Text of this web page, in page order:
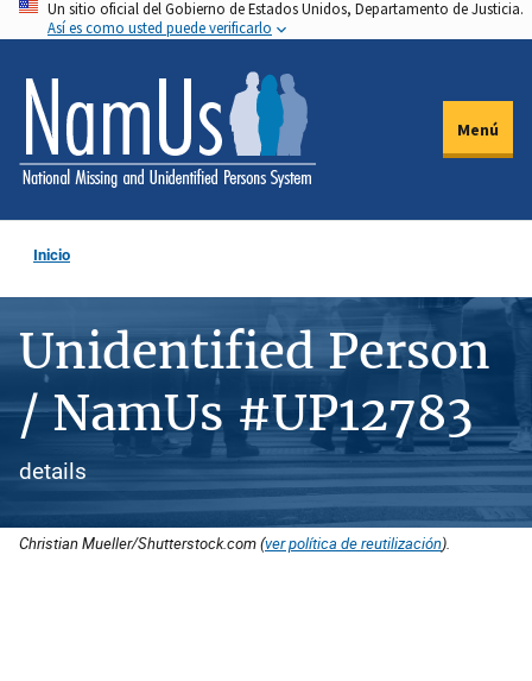
Pasar
al
contenido
principal
Un sitio oficial del Gobierno de Estados Unidos, Departamento de Justicia.
Así es como usted puede verificarlo
Menú
Inicio
Unidentified Person
/ NamUs #UP12783
details
Christian Mueller/Shutterstock.com (ver política de reutilización).